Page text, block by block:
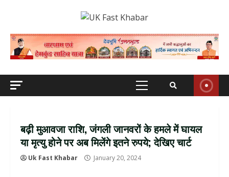
Primary
बढ़ी मुआवजा राशि, जंगली जानवरों के हमले में घायल
या मृत्यु होने पर अब मिलेंगे इतने रुपये; देखिए चार्ट
Uk Fast Khabar January 20, 2024